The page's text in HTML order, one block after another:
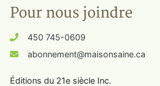
Pour nous joindre
450 745-0609
abonnement@maisonsaine.ca
Éditions du 21e siècle Inc.